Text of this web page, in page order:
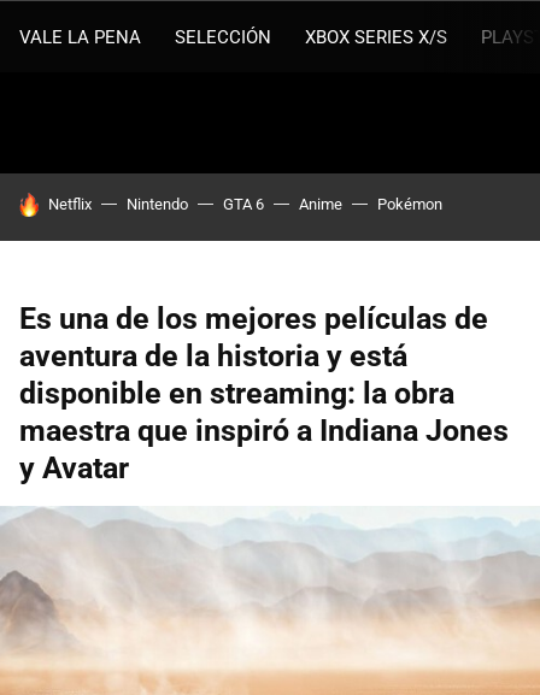
VALE LA PENA SELECCIÓN XBOX SERIES X/S
HOY SE HABLA DE
Netflix Nintendo GTA 6 Anime Pokémon
Es una de los mejores películas de
aventura de la historia y está
disponible en streaming: la obra
maestra que inspiró a Indiana Jones
y Avatar